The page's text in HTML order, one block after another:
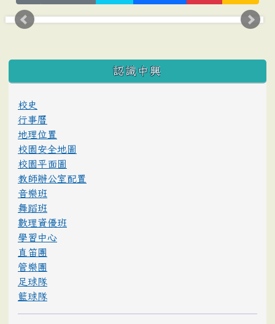
:::
認識中興
校史
行事曆
地理位置
校園安全地圖
校園平面圖
教師辦公室配置
音樂班
舞蹈班
數理資優班
學習中心
直笛團
管樂團
足球隊
籃球隊